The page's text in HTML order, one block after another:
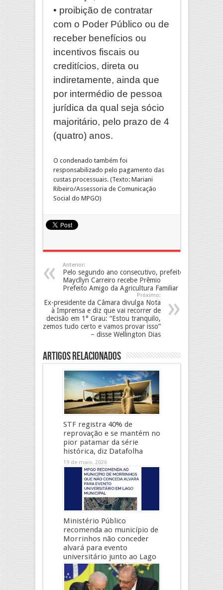
• proibição de contratar
com o Poder Público ou de
receber benefícios ou
incentivos fiscais ou
creditícios, direta ou
indiretamente, ainda que
por intermédio de pessoa
jurídica da qual seja sócio
majoritário, pelo prazo de 4
(quatro) anos.
O condenado também foi
responsabilizado pelo pagamento das
custas processuais. (Texto: Mariani
Ribeiro/Assessoria de Comunicação
Social do MPGO)
Anterior:
Pelo segundo ano consecutivo, prefeito
Maycllyn Carreiro recebe Prêmio
Prefeito Amigo da Agricultura Familiar
Próximo:
Ex-presidente da Câmara divulga Nota
à Imprensa e diz que vai recorrer de
decisão em 1° Grau: “Estou tranquilo,
fizemos tudo certo e vamos provar isso”
– disse Wellington Dias
Artigos Relacionados
STF registra 40% de
reprovação e se mantém no
pior patamar da série
histórica, diz Datafolha
19 de maio, 2026
Ministério Público
recomenda ao município de
Morrinhos não conceder
alvará para evento
universitário junto ao Lago
Municipal
21 de julho, 2025